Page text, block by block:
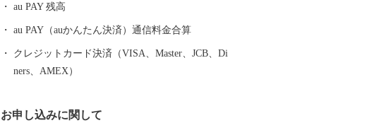
州・御代田龍神まつり」が開催されます。御代田町の
夏の一大イベントです。
au PAY 残高
au PAY（auかんたん決済）通信料金合算
クレジットカード決済（VISA、Master、JCB、Di
ners、AMEX）
お申し込みに関して